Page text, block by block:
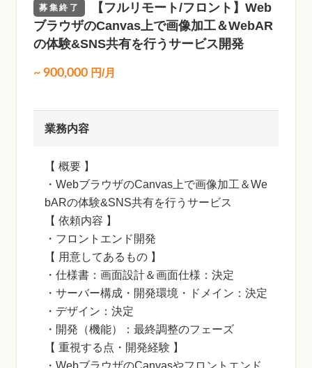
募集終了
【フルリモート/フロント】Web
ブラウザのCanvas上で画像加工＆WebAR
の体験&SNS共有を行うサービス開発
~ 900,000 円/月
業務内容
【 概要 】
・WebブラウザのCanvas上で画像加工＆We
bARの体験&SNS共有を行うサービス
【 依頼内容 】
・フロントエンド開発
【 用意してあるもの 】
・仕様書：画面設計＆画面仕様：決定
・サーバー構成・開発環境・ドメイン：決定
・デザイン：決定
・開発（機能）：最終調整のフェーズ
【 重視する点・開発経験 】
・WebブラウザのCanvasやフロントエンド